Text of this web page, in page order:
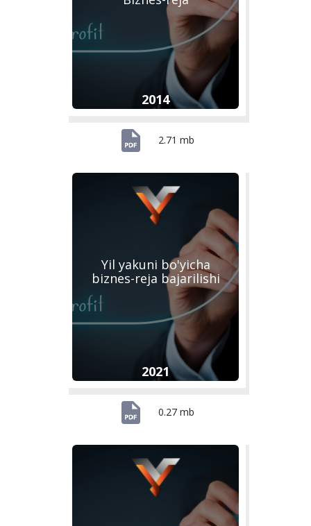
2014
2.71 mb
Yil yakuni bo'yicha
biznes-reja bajarilishi
2021
0.27 mb